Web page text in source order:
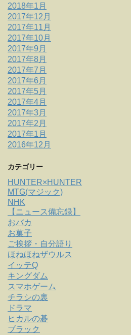
2018年1月
2017年12月
2017年11月
2017年10月
2017年9月
2017年8月
2017年7月
2017年6月
2017年5月
2017年4月
2017年3月
2017年2月
2017年1月
2016年12月
カテゴリー
HUNTER×HUNTER
MTG(マジック)
NHK
【ニュース備忘録】
おバカ
お菓子
ご挨拶・自分語り
ほねほねザウルス
イッテQ
キングダム
スマホゲーム
チラシの裏
ドラマ
ヒカルの碁
ブラック